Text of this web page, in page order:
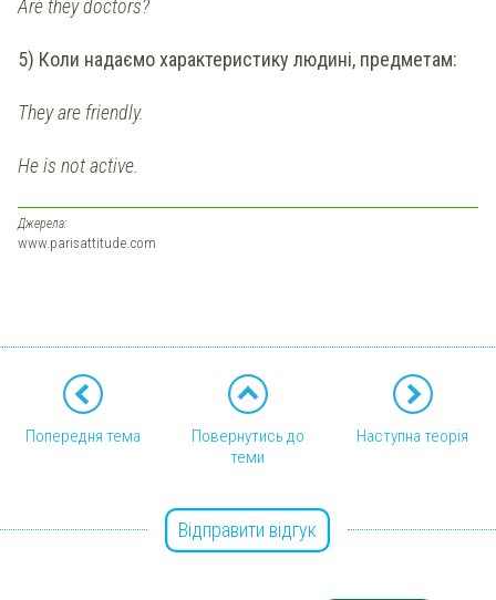
Are they doctors?
5) Коли надаємо характеристику людині, предметам:
They are friendly.
He is not active.
Джерела:
www.parisattitude.com
Попередня тема
Повернутись до
теми
Наступна теорія
Відправити відгук